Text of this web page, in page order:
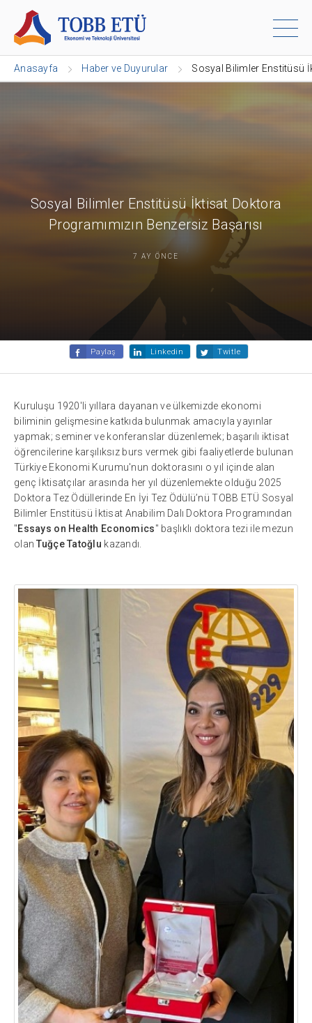
Anasayfa Haber ve Duyurular Sosyal Bilimler Enstitüsü
Sosyal Bilimler Enstitüsü İktisat Doktora
Programımızın Benzersiz Başarısı
7 AY ÖNCE
Paylaş Linkedin Twitle
Kuruluşu 1920'li yıllara dayanan ve ülkemizde ekonomi
biliminin gelişmesine katkıda bulunmak amacıyla yayınlar
yapmak; seminer ve konferanslar düzenlemek; başarılı iktisat
öğrencilerine karşılıksız burs vermek gibi faaliyetlerde bulunan
Türkiye Ekonomi Kurumu'nun doktorasını o yıl içinde alan
genç İktisatçılar arasında her yıl düzenlemekte olduğu 2025
Doktora Tez Ödüllerinde En İyi Tez Ödülü’nü TOBB ETÜ Sosyal
Bilimler Enstitüsü İktisat Anabilim Dalı Doktora Programından
"Essays on Health Economics" başlıklı doktora tezi ile mezun
olanTuğçe Tatoğlu kazandı.